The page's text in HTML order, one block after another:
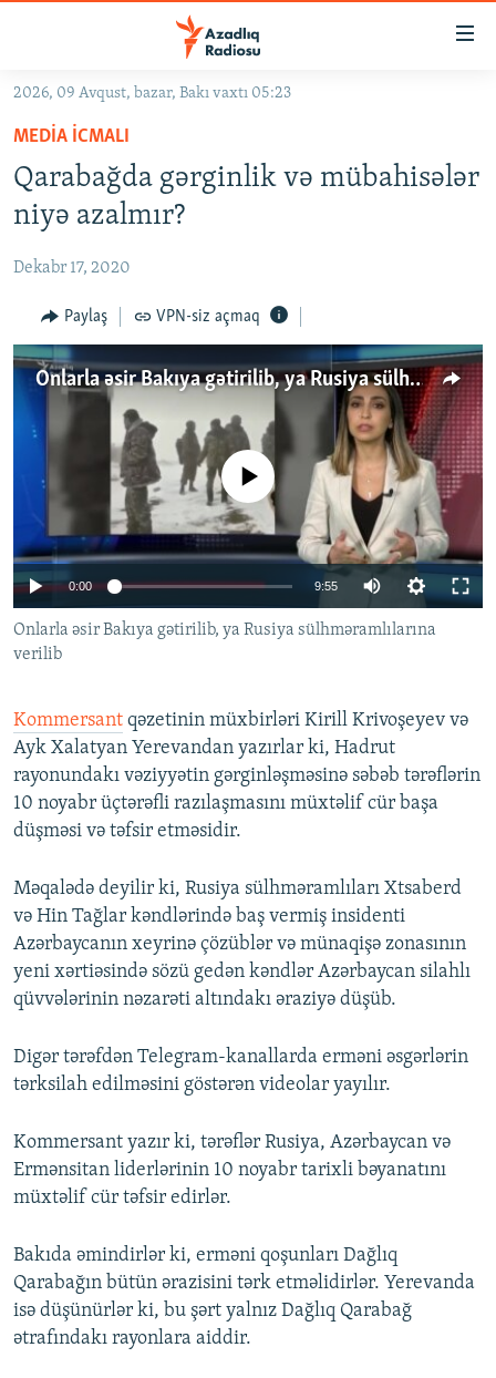
Əsas
qayıt
Əsas
naviqasiyaya
qayıt
Axtarışa
GÜNDƏM
#İZAHLA
KORRUPSIOMETR
#ƏSLINDƏ
FƏRQƏ BAX
QANUNI DOĞRU
ARAŞDIRMA
MULTIMEDIA
VIDEO
FOTOQALEREYA
İNFOQRAFIKA
KARIKATURA
RADIO ARXIV
OXU ZALI
AZƏRBAYCAN ƏDƏBIYYATI KITABXANASI
İSLAM VƏ DEMOKRATIYA
İZ - MƏDƏNIYYƏT PROQRAMI
HAQQIMIZDA
MISSIYAMIZ
PEŞƏ ETIKASI VƏ JURNALISTIKA STANDARTLARIMIZ
MATERIALLARIMIZDAN ISTIFADƏ
AZADLIQRADIOSU MOBIL TELEFONUNUZDA
XƏBƏR BÜLLETENLƏRIMIZ
BIZI IZLƏ
RFE/RL-in bütün saytları
2026, 09 Avqust, bazar, Bakı vaxtı 05:23
MEDIA ICMALI
Qarabağda gərginlik və mübahisələr
niyə azalmır?
Dekabr 17, 2020
Paylaş VPN-siz açmaq
Onlarla əsir Bakıya gətirilib, ya Rusiya sülhməramlılarına verilib
Auto 240p 360p 480p
No media source currently available
0:00 9:55
240p
1080p
Onlarla əsir Bakıya gətirilib, ya Rusiya sülhməramlılarına
verilib
Kommersant qəzetinin müxbirləri Kirill Krivoşeyev və
Ayk Xalatyan Yerevandan yazırlar ki, Hadrut
rayonundakı vəziyyətin gərginləşməsinə səbəb tərəflərin
10 noyabr üçtərəfli razılaşmasını müxtəlif cür başa
düşməsi və təfsir etməsidir.
Məqalədə deyilir ki, Rusiya sülhməramlıları Xtsaberd
və Hin Tağlar kəndlərində baş vermiş insidenti
Azərbaycanın xeyrinə çözüblər və münaqişə zonasının
yeni xərtiəsində sözü gedən kəndlər Azərbaycan silahlı
qüvvələrinin nəzarəti altındakı əraziyə düşüb.
Digər tərəfdən Telegram-kanallarda erməni əsgərlərin
tərksilah edilməsini göstərən videolar yayılır.
Kommersant yazır ki, tərəflər Rusiya, Azərbaycan və
Ermənsitan liderlərinin 10 noyabr tarixli bəyanatını
müxtəlif cür təfsir edirlər.
Bakıda əmindirlər ki, erməni qoşunları Dağlıq
Qarabağın bütün ərazisini tərk etməlidirlər. Yerevanda
isə düşünürlər ki, bu şərt yalnız Dağlıq Qarabağ
ətrafındakı rayonlara aiddir.